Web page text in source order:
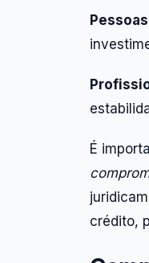
É
crédito,